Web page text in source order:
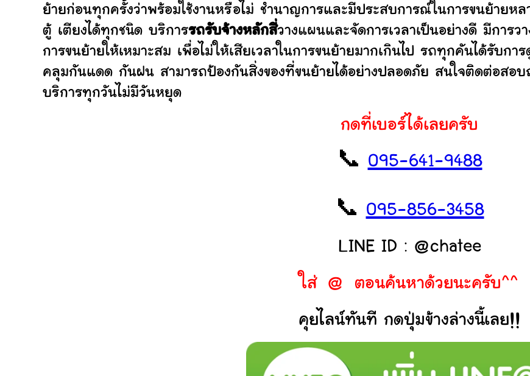
ย้ายก่อนทุกครั้งว่าพร้อมใช้งานหรือไม่ ชำนาญการและมีประสบการณ์ในการขนย้ายห
ตู้ เตียงได้ทุกชนิด บริการรถรับจ้างหลักสี่วางแผนและจัดการเวลาเป็นอย่างดี มีการว
การขนย้ายให้เหมาะสม เพื่อไม่ให้เสียเวลาในการขนย้ายมากเกินไป รถทุกคันได้รับก
คลุมกันแดด กันฝน สามารถป้องกันสิ่งของที่ขนย้ายได้อย่างปลอดภัย สนใจติดต่อสอบ
บริการทุกวันไม่มีวันหยุด
กดที่เบอร์ได้เลยครับ
📞 095-641-9488
📞 095-856-3458
LINE ID : @chatee
ใส่ @ ตอนค้นหาด้วยนะครับ^^
คุยไลน์ทันที กดปุ่มข้างล่างนี้เลย!!